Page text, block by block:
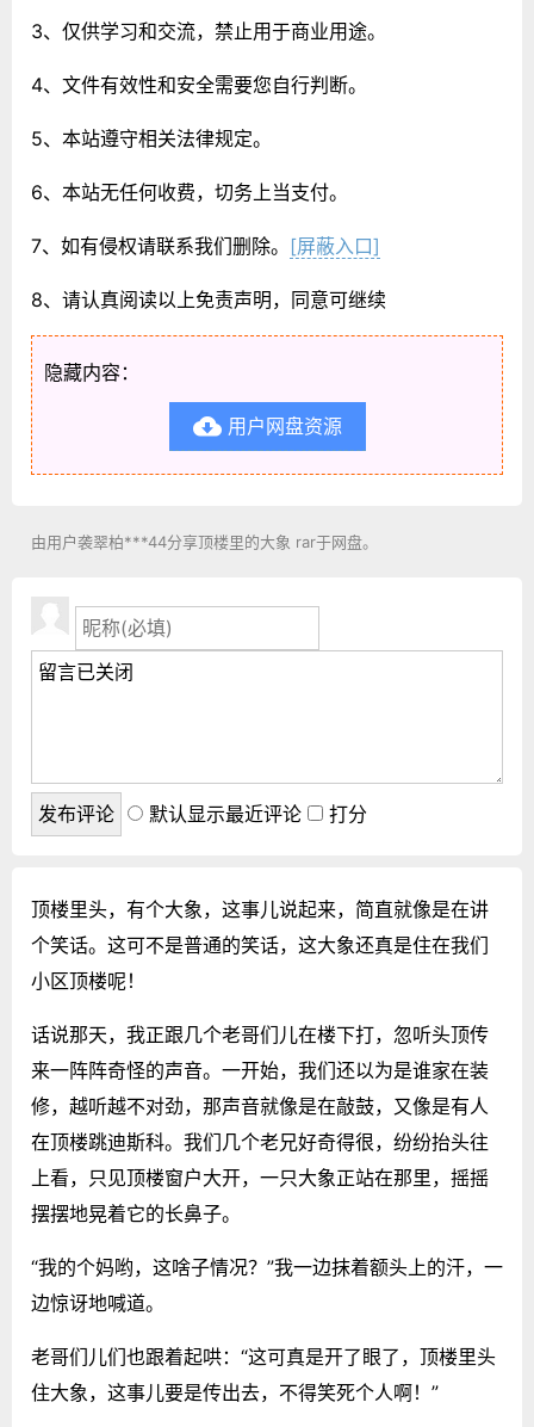
3、仅供学习和交流，禁止用于商业用途。
4、文件有效性和安全需要您自行判断。
5、本站遵守相关法律规定。
6、本站无任何收费，切务上当支付。
7、如有侵权请联系我们删除。 [屏蔽入口]
8、请认真阅读以上免责声明，同意可继续
隐藏内容：
用户网盘资源
由用户袭翠柏***44分享顶楼里的大象 rar于网盘。
默认显示最近评论 打分
顶楼里头，有个大象，这事儿说起来，简直就像是在讲
个笑话。这可不是普通的笑话，这大象还真是住在我们
小区顶楼呢！
话说那天，我正跟几个老哥们儿在楼下打，忽听头顶传
来一阵阵奇怪的声音。一开始，我们还以为是谁家在装
修，越听越不对劲，那声音就像是在敲鼓，又像是有人
在顶楼跳迪斯科。我们几个老兄好奇得很，纷纷抬头往
上看，只见顶楼窗户大开，一只大象正站在那里，摇摇
摆摆地晃着它的长鼻子。
“我的个妈哟，这啥子情况？”我一边抹着额头上的汗，一
边惊讶地喊道。
老哥们儿们也跟着起哄：“这可真是开了眼了，顶楼里头
住大象，这事儿要是传出去，不得笑死个人啊！”